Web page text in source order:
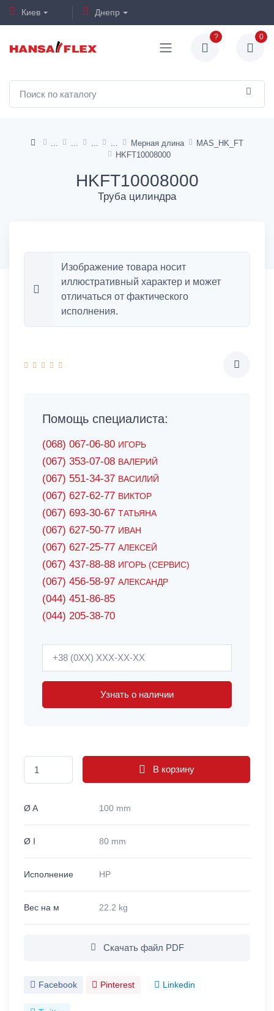
Киев Днепр
? 0
Мерная длина
MAS_HK_FT
HKFT10008000
HKFT10008000
Труба цилиндра
Изображение товара носит
иллюстративный характер и может
отличаться от фактического
исполнения.
Помощь специалиста:
(068) 067-06-80 ИГОРЬ
(067) 353-07-08 ВАЛЕРИЙ
(067) 551-34-37 ВАСИЛИЙ
(067) 627-62-77 ВИКТОР
(067) 693-30-67 ТАТЬЯНА
(067) 627-50-77 ИВАН
(067) 627-25-77 АЛЕКСЕЙ
(067) 437-88-88 ИГОРЬ (СЕРВИС)
(067) 456-58-97 АЛЕКСАНДР
(044) 451-86-85
(044) 205-38-70
Узнать о наличии
В корзину
Ø A 100 mm
Ø I 80 mm
Исполнение HP
Вес на м 22.2 kg
Скачать файл PDF
Facebook Pinterest Linkedin